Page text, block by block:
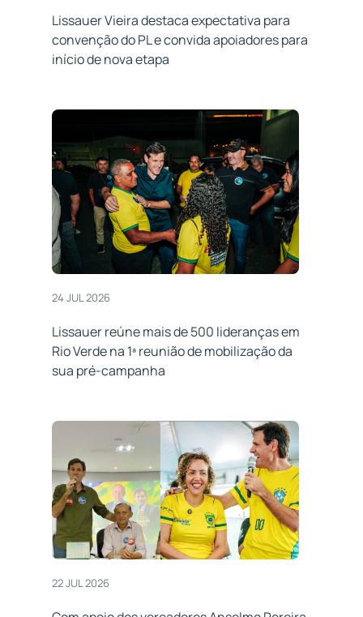
Lissauer Vieira destaca expectativa para
convenção do PL e convida apoiadores para
início de nova etapa
24 JUL 2026
Lissauer reúne mais de 500 lideranças em
Rio Verde na 1ª reunião de mobilização da
sua pré-campanha
22 JUL 2026